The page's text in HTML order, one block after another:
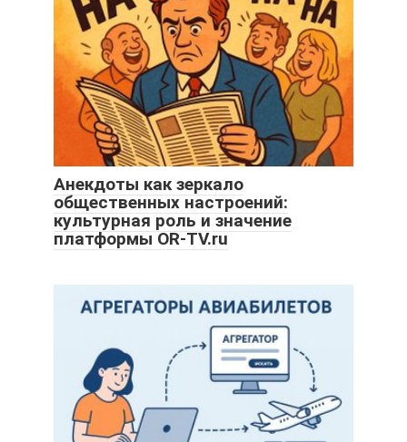
Анекдоты как зеркало
общественных настроений:
культурная роль и значение
платформы OR-TV.ru